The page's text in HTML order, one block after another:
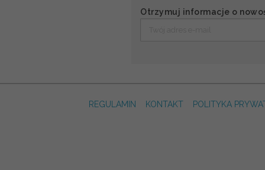
Otrzymuj informacje o
REGULAMIN KONTAKT POLITYKA